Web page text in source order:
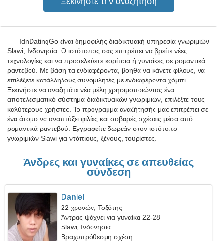
IdnDatingGo είναι δημοφιλής διαδικτυακή υπηρεσία γνωριμιών
Slawi, Ινδονησία. Ο ιστότοπος σας επιτρέπει να βρείτε νέες
τεχνολογίες και να προσελκύετε κορίτσια ή γυναίκες σε ρομαντικά
ραντεβού. Με βάση τα ενδιαφέροντα, βοηθά να κάνετε φίλους, να
επιλέξετε κατάλληλους συνομιλητές με ενδιαφέροντα χόμπι.
Ξεκινήστε να αναζητάτε νέα μέλη χρησιμοποιώντας ένα
αποτελεσματικό σύστημα διαδικτυακών γνωριμιών, επιλέξτε τους
καλύτερους χρήστες. Το πρόγραμμα αναζήτησής μας επιτρέπει σε
ένα άτομο να αναπτύξει φιλίες και σοβαρές σχέσεις μέσα από
ρομαντικά ραντεβού. Εγγραφείτε δωρεάν στον ιστότοπο
γνωριμιών Slawi για ντόπιους, ξένους, τουρίστες.
Άνδρες και γυναίκες σε απευθείας
σύνδεση
Daniel
22 χρονών, Τοξότης
Άντρας ψάχνει για γυναίκα 22-28
Slawi, Ινδονησία
Βραχυπρόθεσμη σχέση